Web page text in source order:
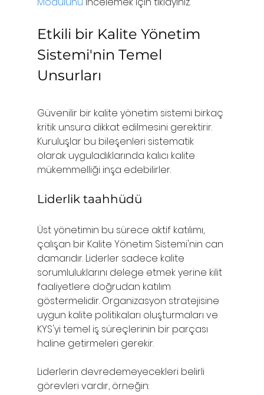
Etkili bir Kalite Yönetim
Sistemi'nin Temel
Unsurları
Güvenilir bir kalite yönetim sistemi birkaç
kritik unsura dikkat edilmesini gerektirir.
Kuruluşlar bu bileşenleri sistematik
olarak uyguladıklarında kalıcı kalite
mükemmelliği inşa edebilirler.
Liderlik taahhüdü
Üst yönetimin bu sürece aktif katılımı,
çalışan bir Kalite Yönetim Sistemi'nin can
damarıdır. Liderler sadece kalite
sorumluluklarını delege etmek yerine kilit
faaliyetlere doğrudan katılım
göstermelidir. Organizasyon stratejisine
uygun kalite politikaları oluşturmaları ve
KYS'yi temel iş süreçlerinin bir parçası
haline getirmeleri gerekir.
Liderlerin devredemeyecekleri belirli
görevleri vardır, örneğin: